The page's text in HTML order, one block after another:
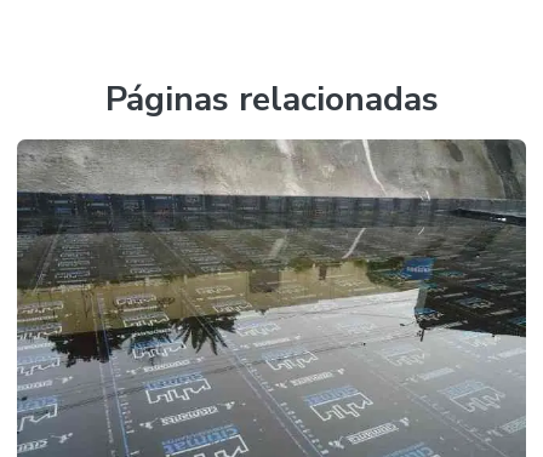
Impermeabilização a frio
Impermeabilização de lajes
Impermeabilização de lajes de cobertura
Impermeabilização de lajes em sp
Impermeabilização de lajes sp
Impermeabilização com manta
Impermeabilização com manta aluminizada
Impermeabilização com manta asfáltica
Páginas relacionadas